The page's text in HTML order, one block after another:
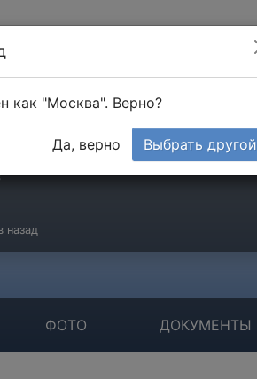
назад
ФОТО ДОКУМЕНТЫ
как "Москва". Верно?
Да, верно Выбрать другой